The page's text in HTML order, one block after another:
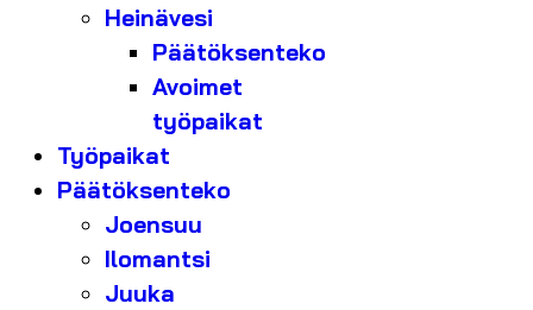
Heinävesi
Päätöksenteko
Avoimet
työpaikat
Työpaikat
Päätöksenteko
Joensuu
Ilomantsi
Juuka